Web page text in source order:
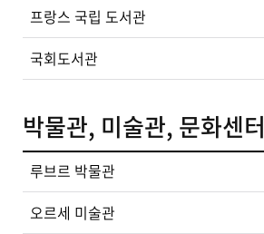
프랑스 국립 도서관
국회도서관
박물관, 미술관, 문화센터
루브르 박물관
오르세 미술관